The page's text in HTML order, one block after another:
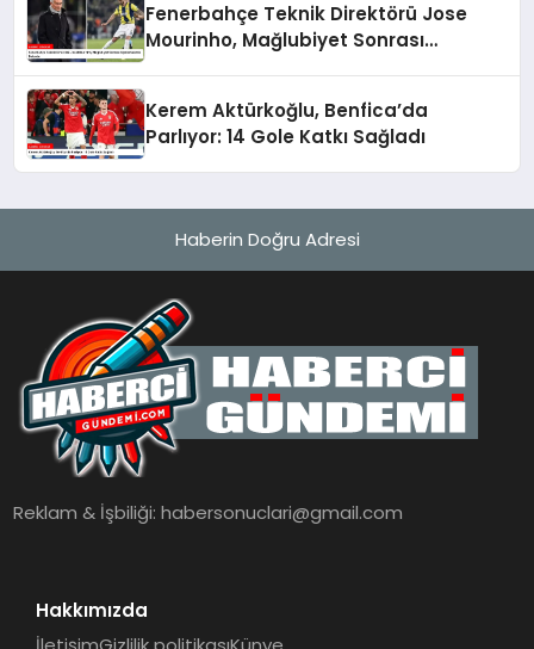
Fenerbahçe Teknik Direktörü Jose
Mourinho, Mağlubiyet Sonrası
Kerem Aktürkoğlu, Benfica’da
Parlıyor: 14 Gole Katkı Sağladı
Haberin Doğru Adresi
Reklam & İşbiliği:habersonuclari@gmail.com
Hakkımızda